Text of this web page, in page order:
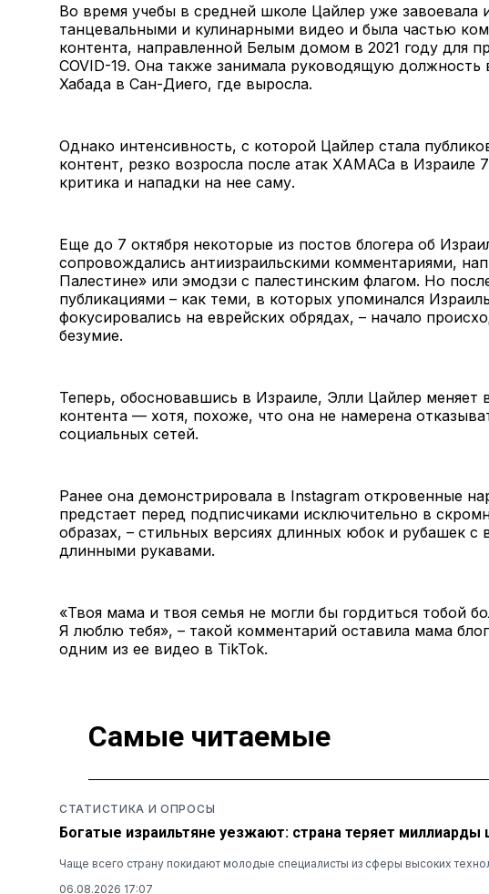
Во время учебы в средней школе Цайлер уже завоевала
танцевальными и кулинарными видео и была частью
контента, направленной Белым домом в 2021 году для
COVID-19. Она также занимала руководящую
Хабада в Сан-Диего, где выросла.
Однако интенсивность, с которой Цайлер стала
контент, резко возросла после атак ХАМАСа в Израиле
критика и нападки на нее саму.
Еще до 7 октября некоторые из постов блогера об
сопровождались антиизраильскими комментариями,
Палестине» или эмодзи с палестинским флагом. Но
публикациями – как теми, в которых упоминался
фокусировались на еврейских обрядах, – начало
безумие.
Теперь, обосновавшись в Израиле, Элли Цайлер меняет
контента — хотя, похоже, что она не намерена
социальных сетей.
Ранее она демонстрировала в Instagram откровенные
предстает перед подписчиками исключительно в
образах, – стильных версиях длинных юбок и рубашек
длинными рукавами.
«Твоя мама и твоя семья не могли бы гордиться тобой
Я люблю тебя», – такой комментарий оставила мама
одним из ее видео в TikTok.
Самые читаемые
СТАТИСТИКА И ОПРОСЫ
Богатые израильтяне уезжают: страна теряет миллиарды
Чаще всего страну покидают молодые специалисты из сферы высоких
06.08.2026 17:07